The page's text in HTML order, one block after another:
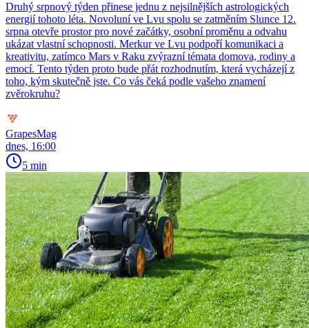
Druhý srpnový týden přinese jednu z nejsilnějších astrologických
energií tohoto léta. Novoluní ve Lvu spolu se zatměním Slunce 12.
srpna otevře prostor pro nové začátky, osobní proměnu a odvahu
ukázat vlastní schopnosti. Merkur ve Lvu podpoří komunikaci a
kreativitu, zatímco Mars v Raku zvýrazní témata domova, rodiny a
emocí. Tento týden proto bude přát rozhodnutím, která vycházejí z
toho, kým skutečně jste. Co vás čeká podle vašeho znamení
zvěrokruhu?
GrapesMag
dnes, 16:00
5 min